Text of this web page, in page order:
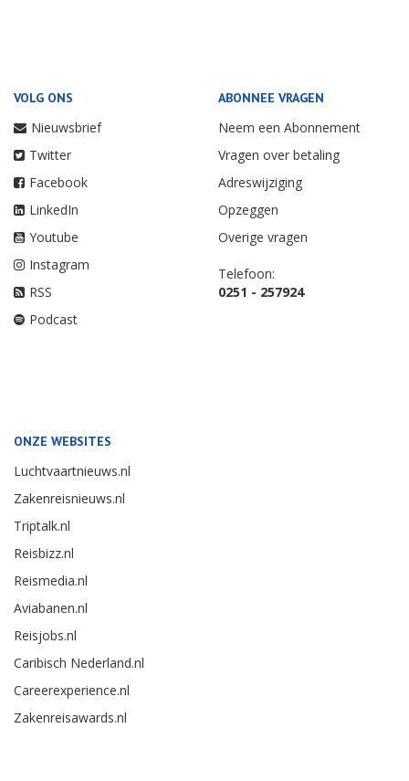
VOLG ONS
Nieuwsbrief
Twitter
Facebook
LinkedIn
Youtube
Instagram
RSS
Podcast
ABONNEE VRAGEN
Neem een Abonnement
Vragen over betaling
Adreswijziging
Opzeggen
Overige vragen
Telefoon:
0251 - 257924
ONZE WEBSITES
Luchtvaartnieuws.nl
Zakenreisnieuws.nl
Triptalk.nl
Reisbizz.nl
Reismedia.nl
Aviabanen.nl
Reisjobs.nl
Caribisch Nederland.nl
Careerexperience.nl
Zakenreisawards.nl